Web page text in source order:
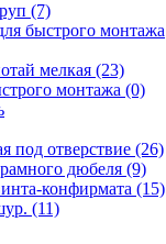
(7)
быстрого монтажа
мелкая (23)
монтажа (0)
под отверствие (26)
дюбеля (9)
конфирмата (15)
(11)